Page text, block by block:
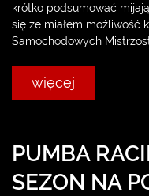
krótko podsumować
się że miałem możliwość
Samochodowych
więcej
PUMBA
SEZON NA